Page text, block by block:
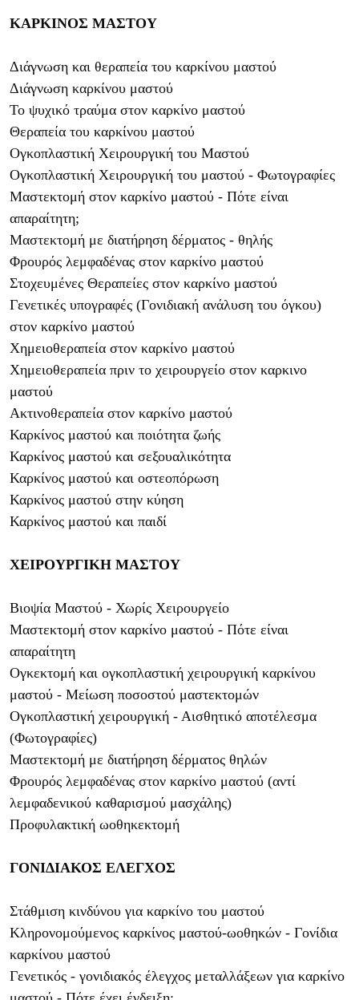
ΚΑΡΚΙΝΟΣ ΜΑΣΤΟΥ
Διάγνωση και θεραπεία του καρκίνου μαστού
Διάγνωση καρκίνου μαστού
Το ψυχικό τραύμα στον καρκίνο μαστού
Θεραπεία του καρκίνου μαστού
Ογκοπλαστική Χειρουργική του Μαστού
Ογκοπλαστική Χειρουργική του μαστού - Φωτογραφίες
Μαστεκτομή στον καρκίνο μαστού - Πότε είναι
απαραίτητη;
Μαστεκτομή με διατήρηση δέρματος - θηλής
Φρουρός λεμφαδένας στον καρκίνο μαστού
Στοχευμένες Θεραπείες στον καρκίνο μαστού
Γενετικές υπογραφές (Γονιδιακή ανάλυση του όγκου)
στον καρκίνο μαστού
Χημειοθεραπεία στον καρκίνο μαστού
Χημειοθεραπεία πριν το χειρουργείο στον καρκινο
μαστού
Ακτινοθεραπεία στον καρκίνο μαστού
Καρκίνος μαστού και ποιότητα ζωής
Καρκίνος μαστού και σεξουαλικότητα
Καρκίνος μαστού και οστεοπόρωση
Καρκίνος μαστού στην κύηση
Καρκίνος μαστού και παιδί
ΧΕΙΡΟΥΡΓΙΚΗ ΜΑΣΤΟΥ
Βιοψία Μαστού - Χωρίς Χειρουργείο
Μαστεκτομή στον καρκίνο μαστού - Πότε είναι
απαραίτητη
Ογκεκτομή και ογκοπλαστική χειρουργική καρκίνου
μαστού - Μείωση ποσοστού μαστεκτομών
Ογκοπλαστική χειρουργική - Αισθητικό αποτέλεσμα
(Φωτογραφίες)
Μαστεκτομή με διατήρηση δέρματος θηλών
Φρουρός λεμφαδένας στον καρκίνο μαστού (αντί
λεμφαδενικού καθαρισμού μασχάλης)
Προφυλακτική ωοθηκεκτομή
ΓΟΝΙΔΙΑΚΟΣ ΕΛΕΓΧΟΣ
Στάθμιση κινδύνου για καρκίνο του μαστού
Κληρονομούμενος καρκίνος μαστού-ωοθηκών - Γονίδια
καρκίνου μαστού
Γενετικός - γονιδιακός έλεγχος μεταλλάξεων για καρκίνο